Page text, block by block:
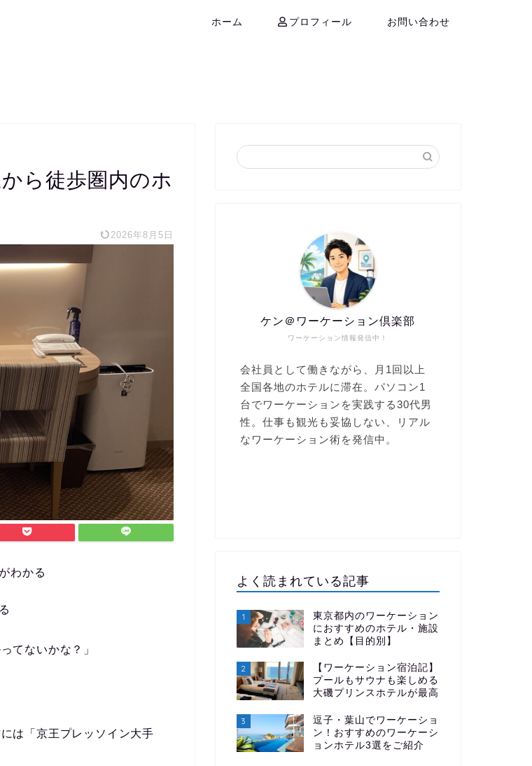
ホーム プロフィール お問い合わせ
ら徒歩圏内のホ
2026年8月5日
わかる
てないかな？」
は「京王プレッソイン大手
ワーケーション情報発信中！
ケン＠ワーケーション倶楽部
よく読まれている記事
1
東京都内のワーケーション
におすすめのホテル・施設
まとめ【目的別】
2
【ワーケーション宿泊記】
プールもサウナも楽しめる
大磯プリンスホテルが最高
3
逗子・葉山でワーケーショ
ン！おすすめのワーケーシ
ョンホテル3選をご紹介